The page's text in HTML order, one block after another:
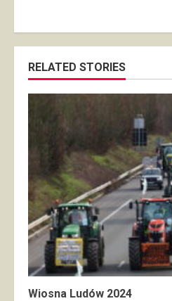
RELATED STORIES
Wiosna Ludów 2024